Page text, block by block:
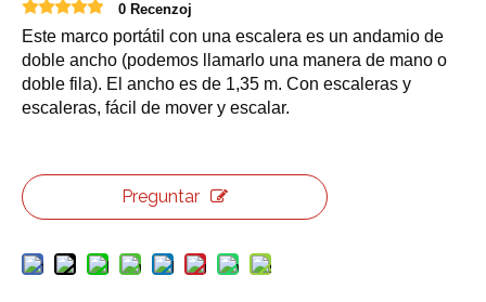
0 Recenzoj
Este marco portátil con una escalera es un andamio de
doble ancho (podemos llamarlo una manera de mano o
doble fila). El ancho es de 1,35 m. Con escaleras y
escaleras, fácil de mover y escalar.
Preguntar